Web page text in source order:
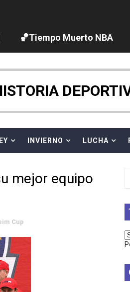
Francia) - Dobletes de
Turquía)
Francia) - España domina
después a The Demand por
al reinado por parejas de The
y Baron Corbin en
🏀Tiempo Muerto NBA
INVIERNO LUCHA
mejor equipo
Cup